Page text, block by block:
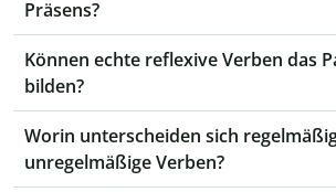
Präsens?
Können echte reflexive Verben das
bilden?
Worin unterscheiden sich
unregelmäßige Verben?